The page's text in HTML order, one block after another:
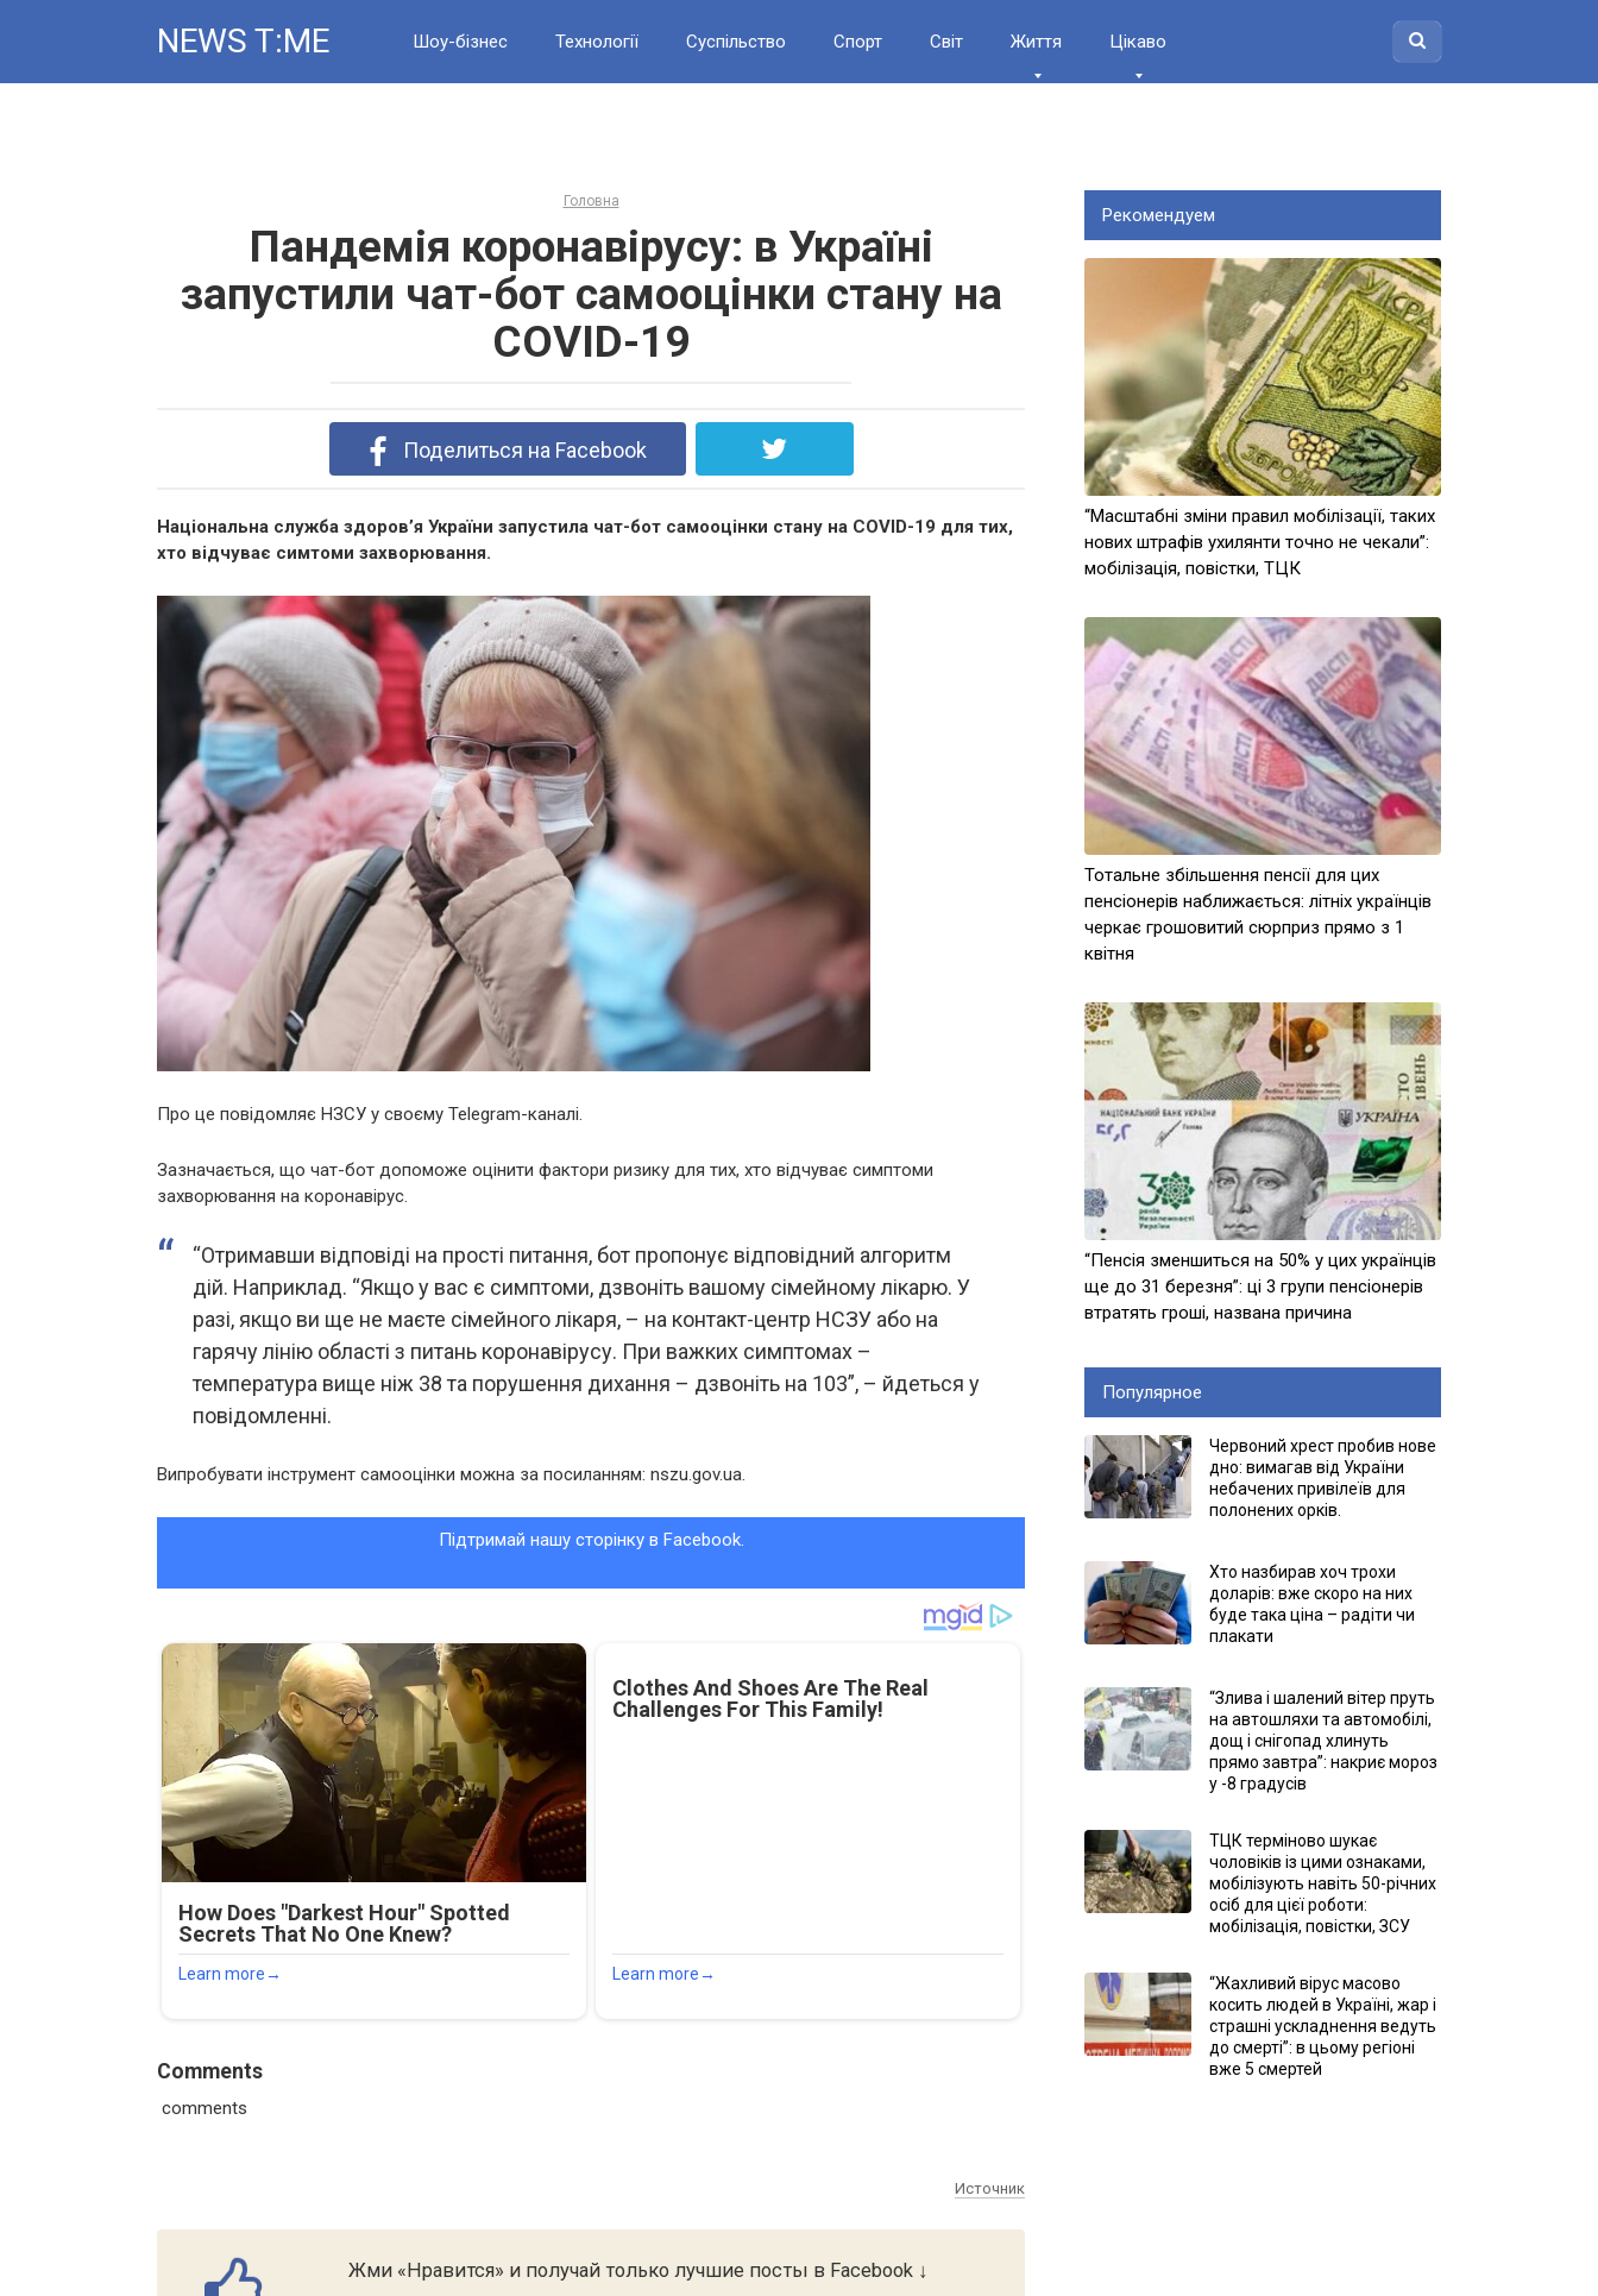
NEWS T:ME Шоу-бізнес Технології Суспільство Спорт Світ Життя Цікаво
Головна
Пандемія коронавірусу: в Україні
запустили чат-бот самооцінки стану на
COVID-19
Поделиться на Facebook
Національна служба здоров’я України запустила чат-бот самооцінки стану на COVID-19 для тих,
хто відчуває симтоми захворювання.
Про це повідомляє НЗСУ у своєму Telegram-каналі.
Зазначається, що чат-бот допоможе оцінити фактори ризику для тих, хто відчуває симптоми
захворювання на коронавірус.
“Отримавши відповіді на прості питання, бот пропонує відповідний алгоритм
дій. Наприклад. “Якщо у вас є симптоми, дзвоніть вашому сімейному лікарю. У
разі, якщо ви ще не маєте сімейного лікаря, – на контакт-центр НСЗУ або на
гарячу лінію області з питань коронавірусу. При важких симптомах –
температура вище ніж 38 та порушення дихання – дзвоніть на 103”, – йдеться у
повідомленні.
Випробувати інструмент самооцінки можна за посиланням: nszu.gov.ua.
Підтримай нашу сторінку в Facebook.
Comments
comments
Источник
Жми «Нравится» и получай только лучшие посты в Facebook ↓
Рекомендуем
“Масштабні зміни правил мобілізації, таких
нових штрафів ухилянти точно не чекали”:
мобілізація, повістки, ТЦК
Тотальне збільшення пенсії для цих
пенсіонерів наближається: літніх українців
черкає грошовитий сюрприз прямо з 1
квітня
“Пенсія зменшиться на 50% у цих українців
ще до 31 березня”: ці 3 групи пенсіонерів
втратять гроші, названа причина
Популярное
Червоний хрест пробив нове
дно: вимагав від України
небачених привілеїв для
полонених орків.
Хто назбирав хоч трохи
доларів: вже скоро на них
буде така ціна – радіти чи
плакати
“Злива і шалений вітер пруть
на автошляхи та автомобілі,
дощ і снігопад хлинуть
прямо завтра”: накриє мороз
у -8 градусів
ТЦК терміново шукає
чоловіків із цими ознаками,
мобілізують навіть 50-річних
осіб для цієї роботи:
мобілізація, повістки, ЗСУ
“Жахливий вірус масово
косить людей в Україні, жар і
страшні ускладнення ведуть
до смерті”: в цьому регіоні
вже 5 смертей